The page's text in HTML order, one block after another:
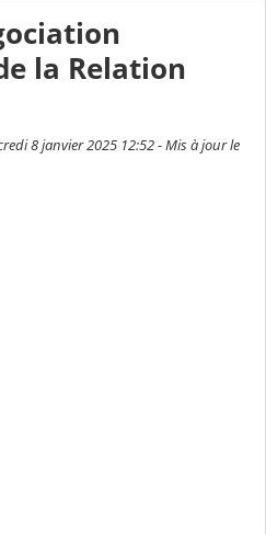
la Relation
8 janvier 2025 12:52 - Mis à jour le